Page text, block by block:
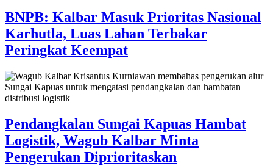
BNPB: Kalbar Masuk Prioritas Nasional
Karhutla, Luas Lahan Terbakar
Peringkat Keempat
Pendangkalan Sungai Kapuas Hambat
Logistik, Wagub Kalbar Minta
Pengerukan Diprioritaskan